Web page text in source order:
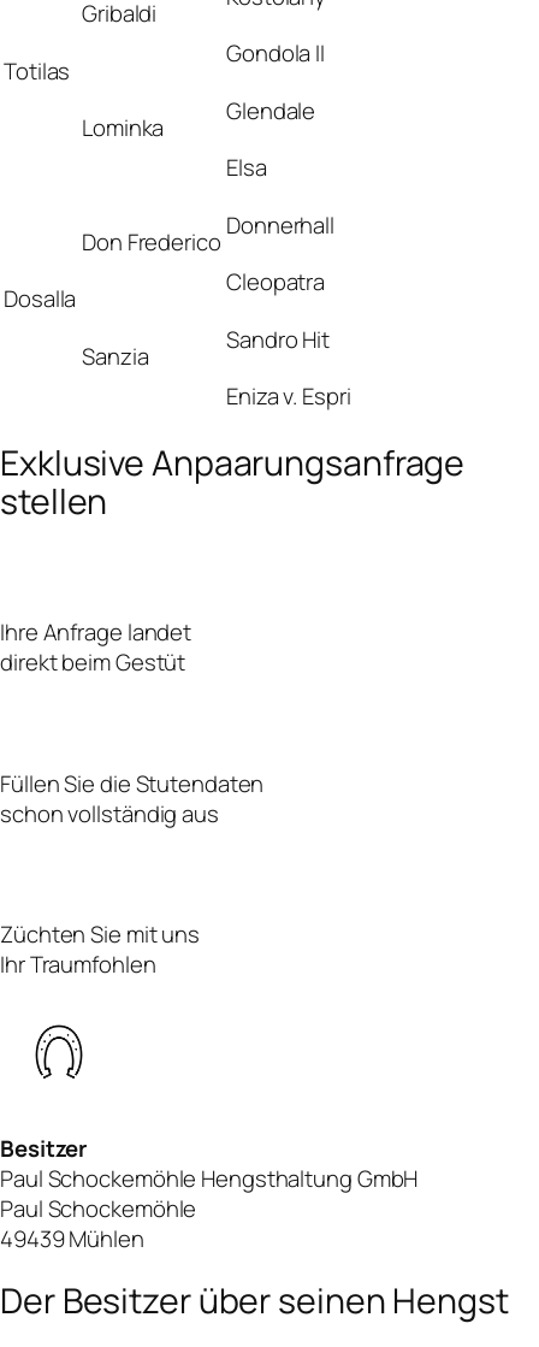
Totilas
Gribaldi
Gondola II
Lominka
Glendale
Elsa
Dosalla
Don Frederico
Donnerhall
Cleopatra
Sanzia
Sandro Hit
Eniza v. Espri
Exklusive Anpaarungsanfrage
stellen
Ihre Anfrage landet
direkt beim Gestüt
Füllen Sie die Stutendaten
schon vollständig aus
Züchten Sie mit uns
Ihr Traumfohlen
Besitzer
Paul Schockemöhle Hengsthaltung GmbH
Paul Schockemöhle
49439 Mühlen
Der Besitzer über seinen Hengst